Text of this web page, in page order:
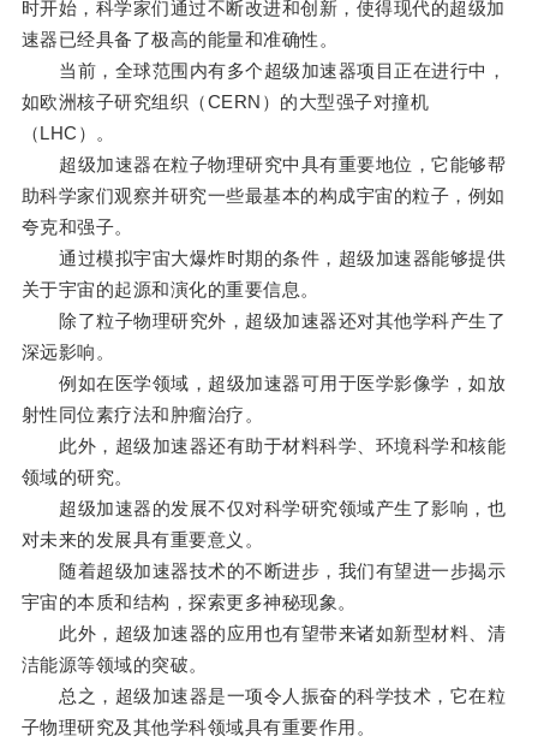
时开始，科学家们通过不断改进和创新，使得现代的超级加
速器已经具备了极高的能量和准确性。
当前，全球范围内有多个超级加速器项目正在进行中，
如欧洲核子研究组织（CERN）的大型强子对撞机
（LHC）。
超级加速器在粒子物理研究中具有重要地位，它能够帮
助科学家们观察并研究一些最基本的构成宇宙的粒子，例如
夸克和强子。
通过模拟宇宙大爆炸时期的条件，超级加速器能够提供
关于宇宙的起源和演化的重要信息。
除了粒子物理研究外，超级加速器还对其他学科产生了
深远影响。
例如在医学领域，超级加速器可用于医学影像学，如放
射性同位素疗法和肿瘤治疗。
此外，超级加速器还有助于材料科学、环境科学和核能
领域的研究。
超级加速器的发展不仅对科学研究领域产生了影响，也
对未来的发展具有重要意义。
随着超级加速器技术的不断进步，我们有望进一步揭示
宇宙的本质和结构，探索更多神秘现象。
此外，超级加速器的应用也有望带来诸如新型材料、清
洁能源等领域的突破。
总之，超级加速器是一项令人振奋的科学技术，它在粒
子物理研究及其他学科领域具有重要作用。